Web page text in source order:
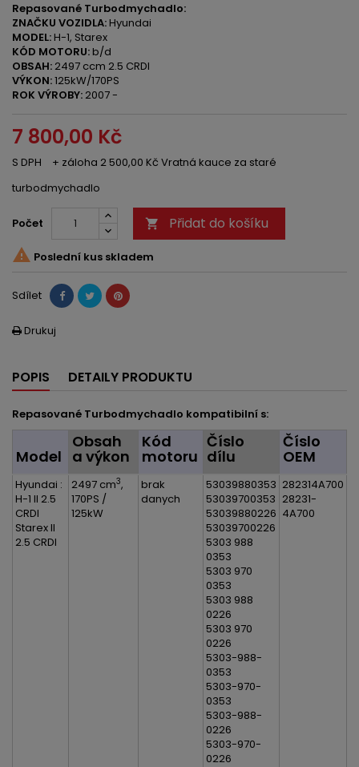
Repasované Turbodmychadlo:
ZNAČKU VOZIDLA:Hyundai
MODEL:H-1, Starex
KÓD MOTORU:b/d
OBSAH: 2497 ccm 2.5 CRDI
VÝKON:125kW/170PS
ROK VÝROBY: 2007 -
7 800,00 Kč
S DPH
+ záloha 2 500,00 Kč Vratná kauce za staré
turbodmychadlo
Počet  Přidat do košíku
 Poslední kus skladem
Sdílet
 Drukuj
POPIS DETAILY PRODUKTU
Repasované Turbodmychadlo kompatibilní s:
Model
Obsah
a výkon
Kód
motoru
Číslo
dílu
Číslo
OEM
Hyundai :
H-1 II 2.5
CRDI
Starex II
2.5 CRDI
2497 cm3,
170PS /
125kW
brak
danych
53039880353
53039700353
53039880226
53039700226
5303 988
0353
5303 970
0353
5303 988
0226
5303 970
0226
5303-988-
0353
5303-970-
0353
5303-988-
0226
5303-970-
0226
282314A700
28231-
4A700